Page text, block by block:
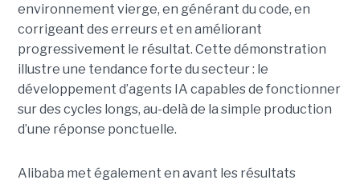
environnement vierge, en générant du code, en
corrigeant des erreurs et en améliorant
progressivement le résultat. Cette démonstration
illustre une tendance forte du secteur : le
développement d’agents IA capables de fonctionner
sur des cycles longs, au-delà de la simple production
d’une réponse ponctuelle.
Alibaba met également en avant les résultats